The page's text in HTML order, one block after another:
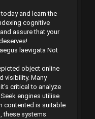
and learn the
cognitive
assure that your
laevigata Not
object online
visibility. Many
critical to analyze
engines utilise
contented is suitable
these systems